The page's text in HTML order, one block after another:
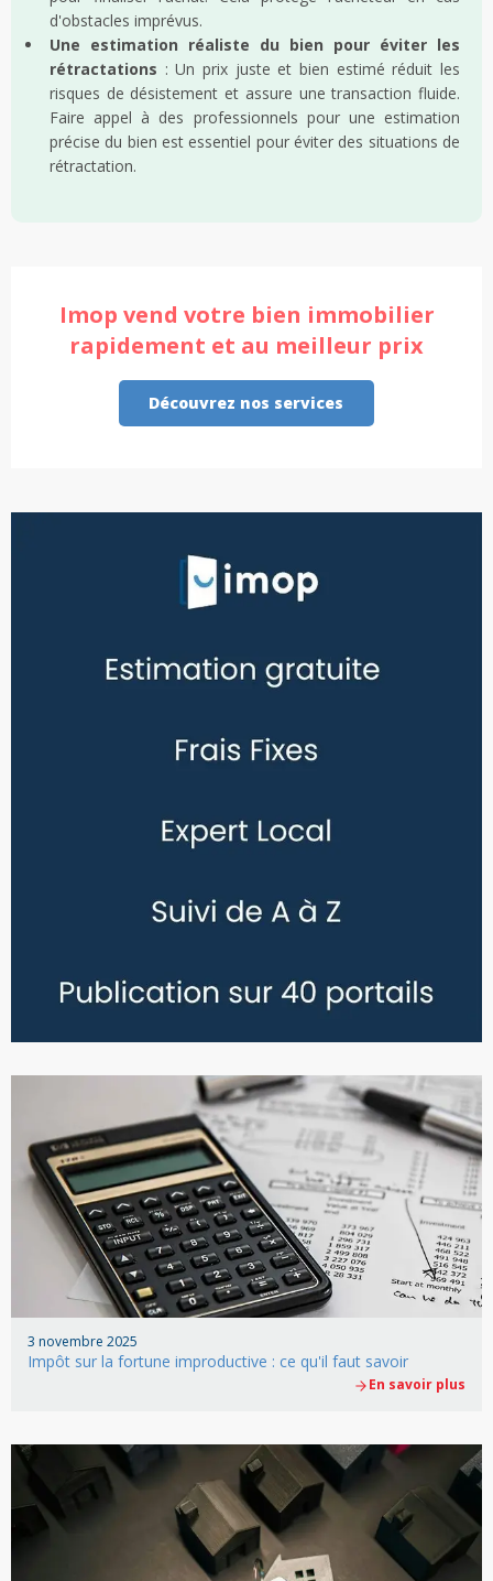
d'obstacles imprévus.
Une estimation réaliste du bien pour éviter les
rétractations : Un prix juste et bien estimé réduit les
risques de désistement et assure une transaction fluide.
Faire appel à des professionnels pour une estimation
précise du bien est essentiel pour éviter des situations de
rétractation.
Imop vend votre bien immobilier
rapidement et au meilleur prix
Découvrez nos services
3 novembre 2025
Impôt sur la fortune improductive : ce qu'il faut savoir
En savoir plus